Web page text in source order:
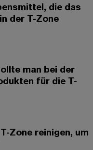
die das
der T-Zone
man bei der
für die T-
Zone reinigen, um